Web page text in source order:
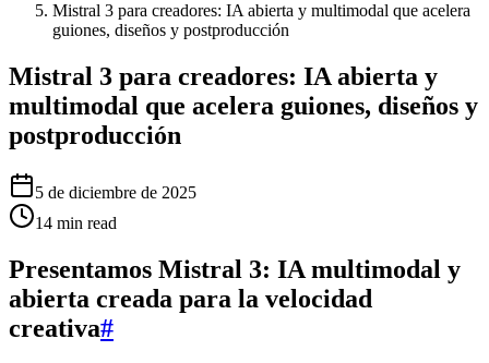
Mistral 3 para creadores: IA abierta y multimodal que acelera
guiones, diseños y postproducción
Mistral 3 para creadores: IA abierta y
multimodal que acelera guiones, diseños y
postproducción
5 de diciembre de 2025
14 min read
Presentamos Mistral 3: IA multimodal y
abierta creada para la velocidad
creativa#